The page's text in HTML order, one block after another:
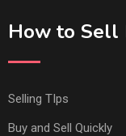
How to Sell
Selling TIps
Buy and Sell Quickly